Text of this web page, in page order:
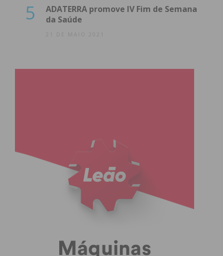
5
ADATERRA promove IV Fim de Semana
da Saúde
21 DE MAIO 2021